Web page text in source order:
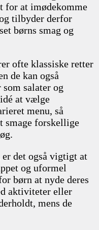
for at imødekomme
tilbyder derfor
børns smag og
ofte klassiske retter
de kan også
salater og
at vælge
menu, så
smage forskellige
det også vigtigt at
og uformel
børn at nyde deres
aktiviteter eller
mens de